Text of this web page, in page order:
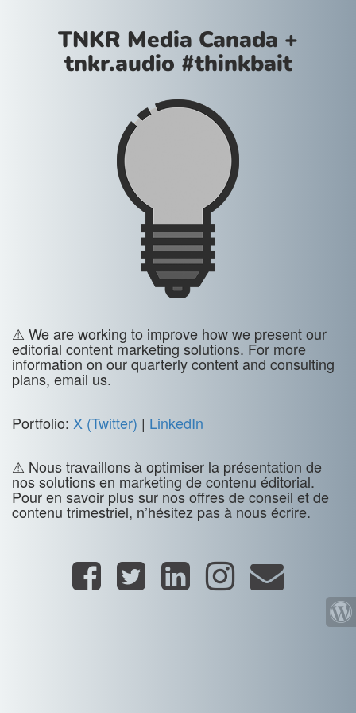
TNKR Media Canada +
tnkr.audio #thinkbait
⚠ We are working to improve how we present our
editorial content marketing solutions. For more
information on our quarterly content and consulting
plans, email us.
Portfolio: X (Twitter) | LinkedIn
⚠ Nous travaillons à optimiser la présentation de
nos solutions en marketing de contenu éditorial.
Pour en savoir plus sur nos offres de conseil et de
contenu trimestriel, n’hésitez pas à nous écrire.